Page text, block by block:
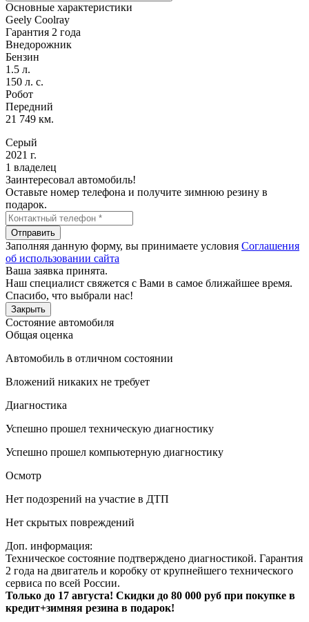
Основные характеристики
Geely Coolray
Гарантия 2 года
Внедорожник
Бензин
1.5 л.
150 л. с.
Робот
Передний
21 749 км.
Серый
2021 г.
1 владелец
Заинтересовал автомобиль!
Оставьте номер телефона и получите зимнюю резину в
подарок.
Отправить
Заполняя данную форму, вы принимаете условия Соглашения
об использовании сайта
Ваша заявка принята.
Наш специалист свяжется с Вами в самое ближайшее время.
Спасибо, что выбрали нас!
Закрыть
Состояние автомобиля
Общая оценка
Автомобиль в отличном состоянии
Вложений никаких не требует
Диагностика
Успешно прошел техническую диагностику
Успешно прошел компьютерную диагностику
Осмотр
Нет подозрений на участие в ДТП
Нет скрытых повреждений
Доп. информация:
Техническое состояние подтверждено диагностикой. Гарантия
2 года на двигатель и коробку от крупнейшего технического
сервиса по всей России.
Только до 17 августа! Скидки до 80 000 руб при покупке в
кредит+зимняя резина в подарок!